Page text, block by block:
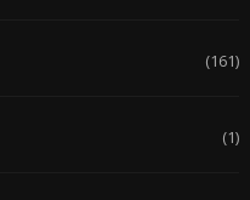
(161)
(1)